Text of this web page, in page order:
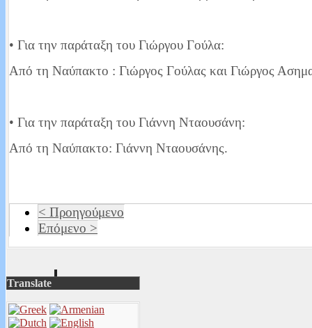
• Για την παράταξη του Γιώργου Γούλα:
Από τη Ναύπακτο : Γιώργος Γούλας και Γιώργος
• Για την παράταξη του Γιάννη Νταουσάνη:
Από τη Ναύπακτο: Γιάννη Νταουσάνης.
< Προηγούμενο
Επόμενο >
Translate